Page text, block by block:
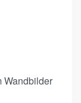
Wandbilder